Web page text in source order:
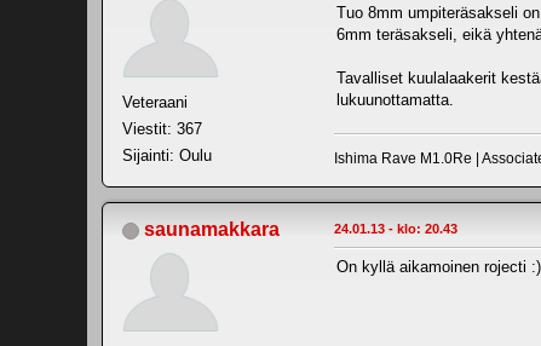
Veteraani
Viestit: 367
Sijainti: Oulu
Tuo 8mm umpiteräsakseli
6mm teräsakseli, eikä
Tavalliset kuulalaakerit
lukuunottamatta.
Ishima Rave M1.0Re |
saunamakkara 24.01.13 - klo: 20.43
On kyllä aikamoinen rojecti